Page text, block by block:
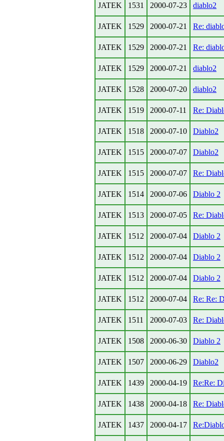
JATEK 1531 2000-07-23 diablo2
JATEK 1529 2000-07-21 Re:
JATEK 1529 2000-07-21 Re:
JATEK 1529 2000-07-21 diablo2
JATEK 1528 2000-07-20 diablo2
JATEK 1519 2000-07-11 Re:
JATEK 1518 2000-07-10 Diablo2
JATEK 1515 2000-07-07 Diablo2
JATEK 1515 2000-07-07 Re:
JATEK 1514 2000-07-06 Diablo 2
JATEK 1513 2000-07-05 Re:
JATEK 1512 2000-07-04 Diablo 2
JATEK 1512 2000-07-04 Diablo 2
JATEK 1512 2000-07-04 Diablo 2
JATEK 1512 2000-07-04 Re: Re:
JATEK 1511 2000-07-03 Re:
JATEK 1508 2000-06-30 Diablo 2
JATEK 1507 2000-06-29 Diablo2
JATEK 1439 2000-04-19 Re:Re:
JATEK 1438 2000-04-18 Re:
JATEK 1437 2000-04-17